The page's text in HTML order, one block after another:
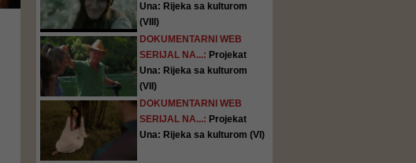
Una: Rijeka sa kulturom
(VIII)
DOKUMENTARNI WEB
SERIJAL NA...: Projekat
Una: Rijeka sa kulturom
(VII)
DOKUMENTARNI WEB
SERIJAL NA...: Projekat
Una: Rijeka sa kulturom (VI)